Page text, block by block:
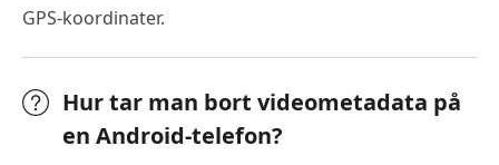
GPS-koordinater.
Hur tar man bort videometadata på
en Android-telefon?